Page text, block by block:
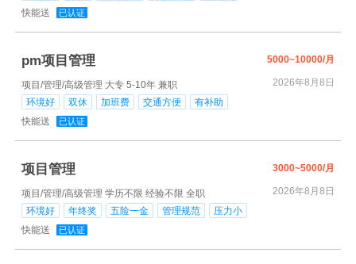
快能送
已认证
pm项目管理 5000~10000/月
项目/管理/高级管理 大专 5-10年 兼职
2026年8月8日
环境好
双休 加班费 交通方便
有补助
快能送
已认证
项目管理 3000~5000/月
项目/管理/高级管理 学历不限 经验不限 全职
2026年8月8日
环境好
年终奖 五险一金 管理规范
压力小
快能送
已认证